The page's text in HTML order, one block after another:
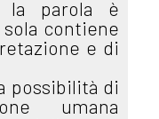
la parola è
contiene
e di
possibilità di
umana